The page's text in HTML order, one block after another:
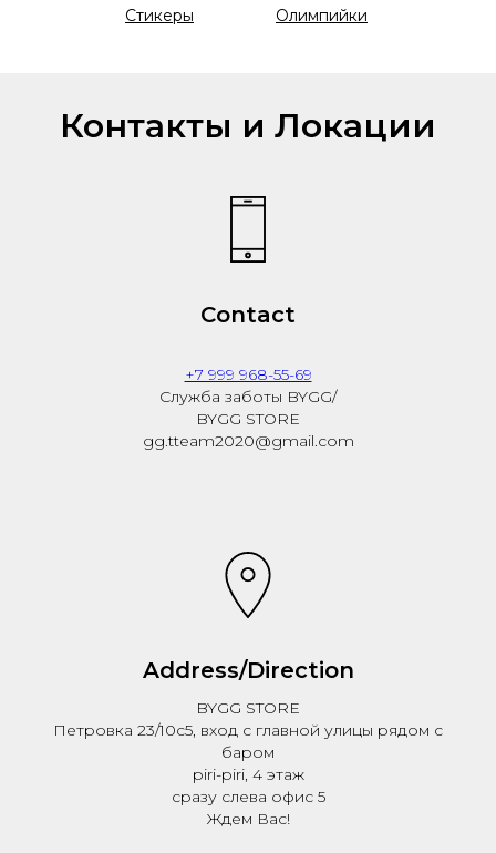
Олимпийки
Стикеры
Контакты и Локации
Contact
+7 999 968-55-69
Служба заботы BYGG/
BYGG STORE
gg.tteam2020@gmail.com
Address/Direction
BYGG STORE
Петровка 23/10с5, вход с главной улицы рядом с
баром
piri-piri, 4 этаж
сразу слева офис 5
Ждем Вас!